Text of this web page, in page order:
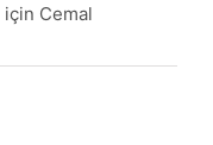
için Cemal